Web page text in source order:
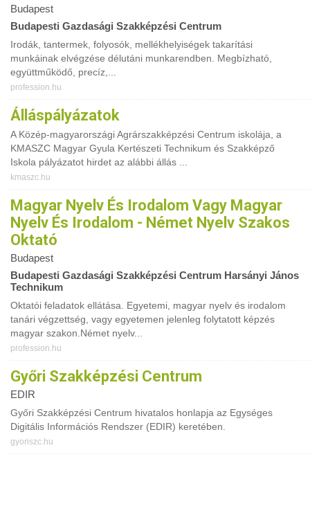
Budapest
Budapesti Gazdasági Szakképzési Centrum
Irodák, tantermek, folyosók, mellékhelyiségek takarítási
munkáinak elvégzése délutáni munkarendben. Megbízható,
együttműködő, precíz,...
profession.hu
Álláspályázatok
A Közép-magyarországi Agrárszakképzési Centrum iskolája, a
KMASZC Magyar Gyula Kertészeti Technikum és Szakképző
Iskola pályázatot hirdet az alábbi állás ...
kmaszc.hu
Magyar Nyelv És Irodalom Vagy Magyar
Nyelv És Irodalom - Német Nyelv Szakos
Oktató
Budapest
Budapesti Gazdasági Szakképzési Centrum Harsányi János
Technikum
Oktatói feladatok ellátása. Egyetemi, magyar nyelv és irodalom
tanári végzettség, vagy egyetemen jelenleg folytatott képzés
magyar szakon.Német nyelv...
profession.hu
Győri Szakképzési Centrum
EDIR
Győri Szakképzési Centrum hivatalos honlapja az Egységes
Digitális Információs Rendszer (EDIR) keretében.
gyoriszc.hu